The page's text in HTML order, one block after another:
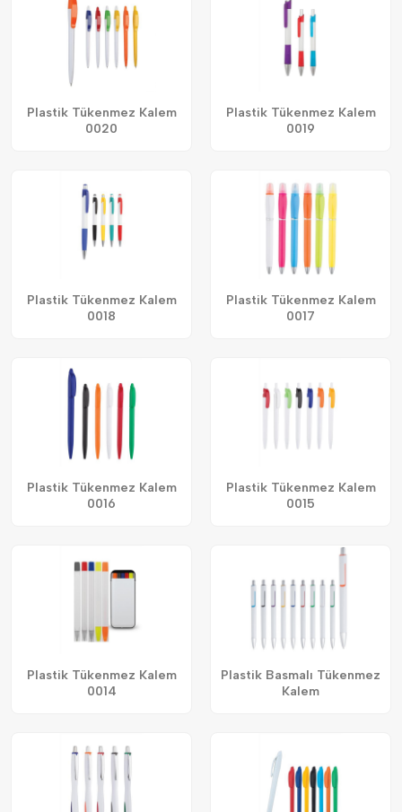
Plastik Tükenmez Kalem
0020
Plastik Tükenmez Kalem
0019
Plastik Tükenmez Kalem
0018
Plastik Tükenmez Kalem
0017
Plastik Tükenmez Kalem
0016
Plastik Tükenmez Kalem
0015
Plastik Tükenmez Kalem
0014
Plastik Basmalı Tükenmez
Kalem